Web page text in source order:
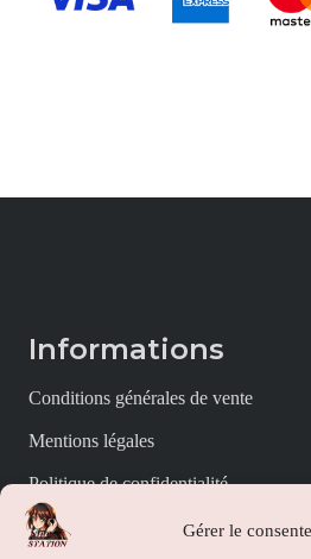
Gérer le
Informations
Conditions générales de vente
Mentions légales
Politique de confidentialité
Politique de cookies (UE)